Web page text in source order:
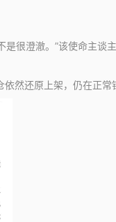
很澄澈。”该使命主谈
然还原上架，仍在正常